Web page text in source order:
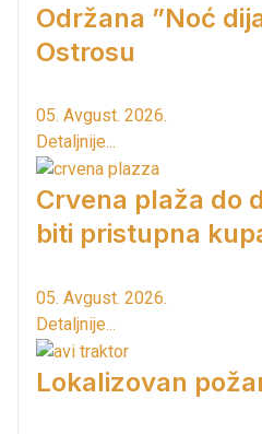
Održana ”Noć
Ostrosu
05. Avgust. 2026.
Detaljnije...
Crvena plaža do
biti pristupna
05. Avgust. 2026.
Detaljnije...
Lokalizovan